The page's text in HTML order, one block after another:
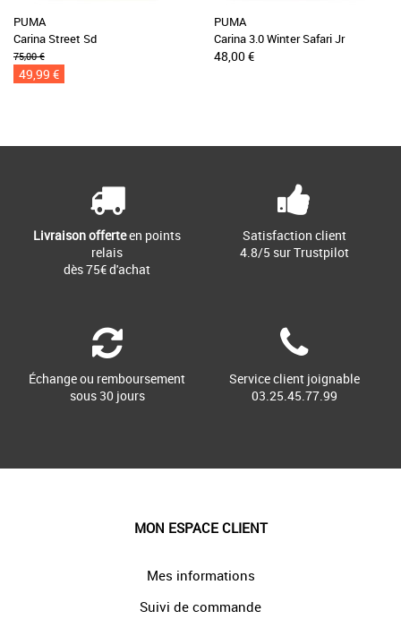
PUMA
Carina Street Sd
75,00 €
49,99 €
PUMA
Carina 3.0 Winter Safari Jr
48,00 €
Livraison offerteen points
relais
dès 75€ d'achat
Satisfaction client
4.8/5 sur Trustpilot
Échange ou remboursement
sous 30 jours
Service client joignable
03.25.45.77.99
MON ESPACE CLIENT
Mes informations
Suivi de commande